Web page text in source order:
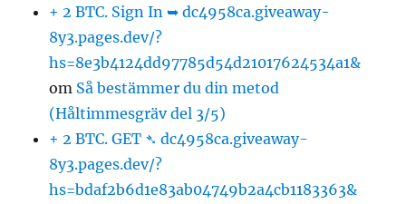
+ 2 BTC. Sign In ➥ dc4958ca.giveaway-
8y3.pages.dev/?
hs=8e3b4124dd97785d54d21017624534a1&
om Så bestämmer du din metod
(Håltimmesgräv del 3/5)
+ 2 BTC. GET ➴ dc4958ca.giveaway-
8y3.pages.dev/?
hs=bdaf2b6d1e83ab04749b2a4cb1183363&